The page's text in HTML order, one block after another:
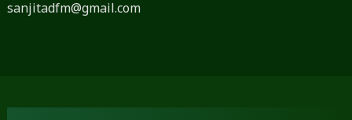
sanjitadfm@gmail.com